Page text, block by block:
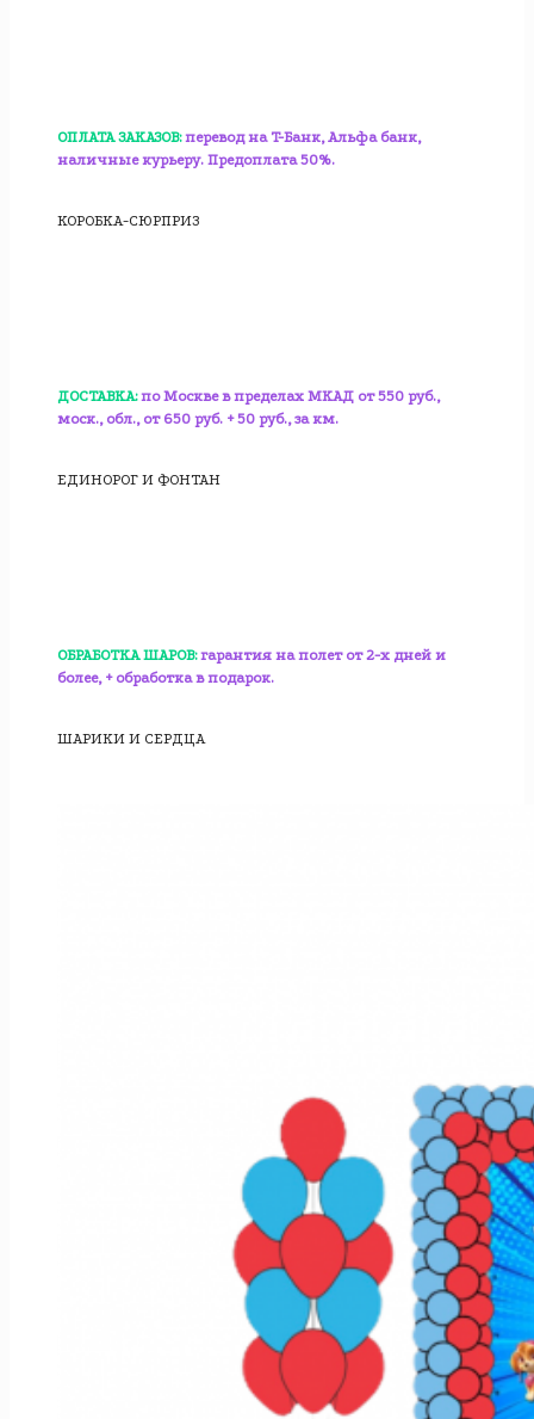
ОПЛАТА ЗАКАЗОВ: перевод на T-Банк, Альфа банк,
наличные курьеру. Предоплата 50%.
КОРОБКА-СЮРПРИЗ
ДОСТАВКА: по Москве в пределах МКАД от 550 руб.,
моск., обл., от 650 руб. + 50 руб., за км.
ЕДИНОРОГ И ФОНТАН
ОБРАБОТКА ШАРОВ: гарантия на полет от 2-х дней и
более, + обработка в подарок.
ШАРИКИ И СЕРДЦА